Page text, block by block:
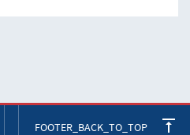
FOOTER_BACK_TO_TOP